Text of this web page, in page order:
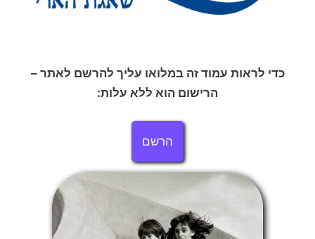
כדי לראות עמוד זה במלואו עליך להרשם לאתר –
הרישום הוא ללא עלות:
הרשם